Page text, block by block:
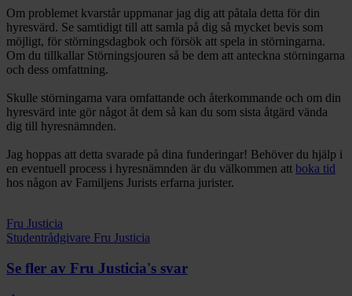
Om problemet kvarstår uppmanar jag dig att påtala detta för din
hyresvärd. Se samtidigt till att samla på dig så mycket bevis som
möjligt, för störningsdagbok och försök att spela in störningarna.
Om du tillkallar Störningsjouren så be dem att anteckna störningarna
och dess omfattning.
Skulle störningarna vara omfattande och återkommande och om din
hyresvärd inte gör något åt dem så kan du som sista åtgärd vända
dig till hyresnämnden.
Jag hoppas att detta svarade på dina funderingar! Behöver du hjälp i
en eventuell process i hyresnämnden är du välkommen att boka tid
hos någon av Familjens Jurists erfarna jurister.
Fru Justicia
Studentrådgivare Fru Justicia
Se fler av Fru Justicia's svar